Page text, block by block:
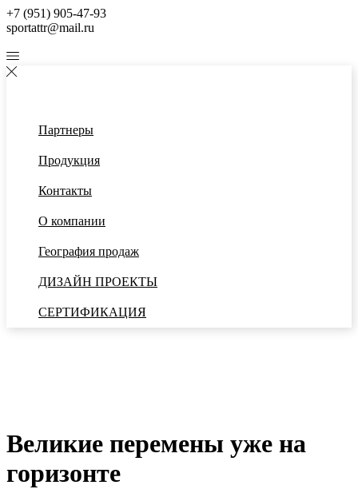
+7 (951) 905-47-93
sportattr@mail.ru
Партнеры
Продукция
Контакты
О компании
География продаж
ДИЗАЙН ПРОЕКТЫ
СЕРТИФИКАЦИЯ
Великие перемены уже на
горизонте